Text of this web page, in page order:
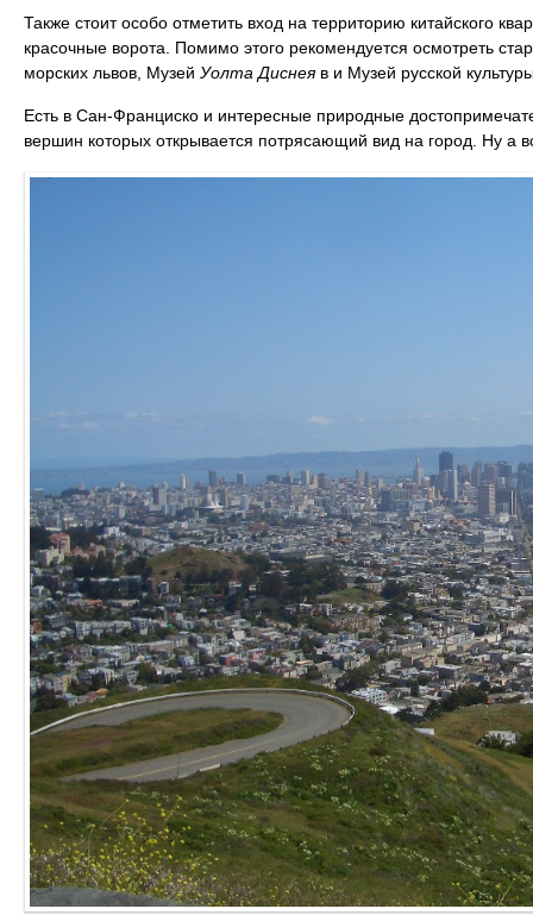
Также стоит особо отметить вход на территорию китайского
красочные ворота. Помимо этого рекомендуется осмотреть
морских львов, Музей Уолта Диснеяв и Музей русской
Есть в Сан-Франциско и интересные природные
вершин которых открывается потрясающий вид на город. Ну а